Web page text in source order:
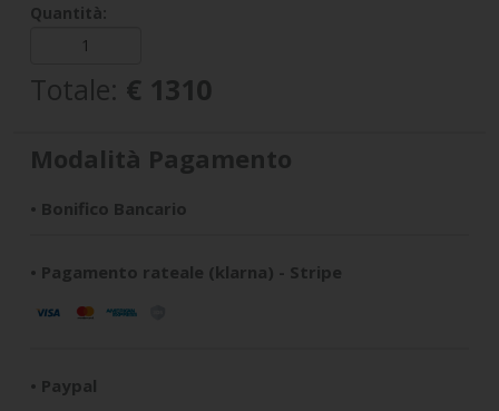
Quantità:
Totale: € 1310
Modalità Pagamento
• Bonifico Bancario
• Pagamento rateale (klarna) - Stripe
• Paypal